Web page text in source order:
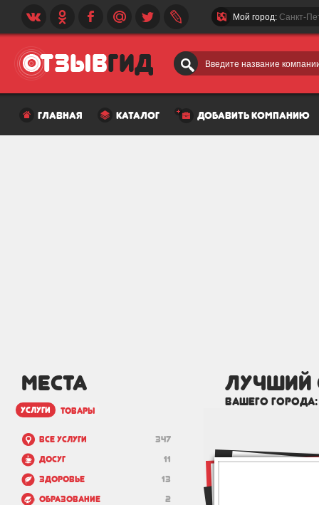
Введите название
Мой город: Санкт-
главная каталог добавить компанию
МЕСТА
услуги товары
347
Все услуги
11
Досуг
13
Здоровье
2
Образование
лучший
вашего